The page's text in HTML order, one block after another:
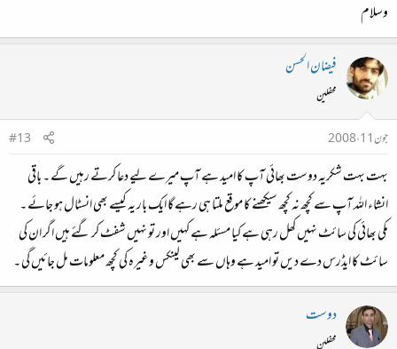
وسلام
فیضان الحسن
محفلین
جون 11، 2008
#13
بہت بہت شکریہ دوست بھائی آپ کا امید ہے آپ میرے لیے دعا کرتے رہیں گے ۔ باقی
انشاء اللہ آپ سے کچھ نہ کچھ سیکھنے کا موقع ملتا ہی رہے گا ایک بار یہ کیسے بھی انسٹال ہو جائے ۔
مکی بھائی کی سائٹ نہیں کھل رہی ہے کیا مسئلہ ہے کہیں اور تو نہیں شفٹ کر گئے ہیں اگر ان کی
سائٹ کا ایڈرس دے دیں تو امید ہے وہاں سے بھی لینکس وغیرہ کی کچھ معلومات مل جائیں گی ۔
دوست